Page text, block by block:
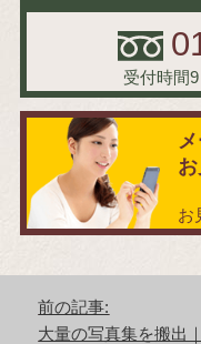
受付時間
お
前の記事:
前
大量の写真集を搬出